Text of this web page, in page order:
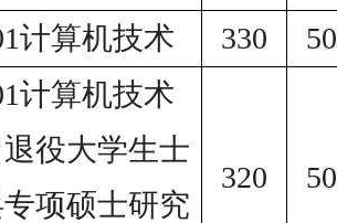
计算机技术 330 50
计算机技术
退役大学生士
项硕士研究
320 50